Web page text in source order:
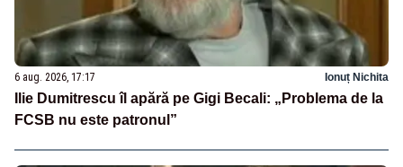
6 aug. 2026, 17:17 Ionuț Nichita
Ilie Dumitrescu îl apără pe Gigi Becali: „Problema de la
FCSB nu este patronul”